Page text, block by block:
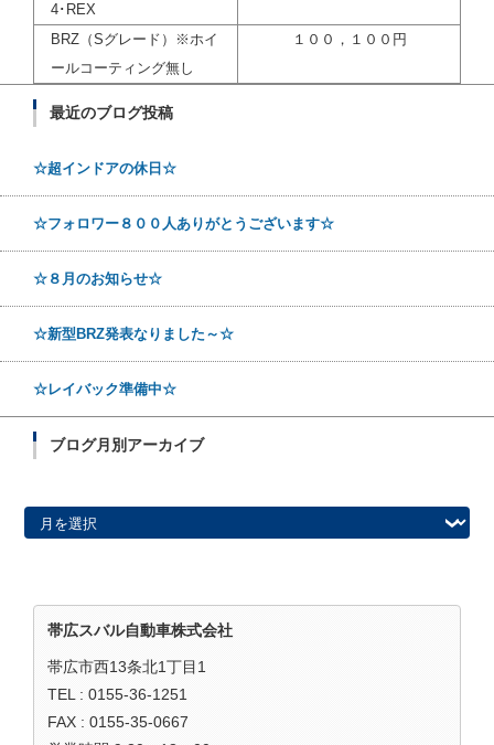
4･REX
BRZ（Sグレード）※ホイ
ールコーティング無し
１００，１００円
最近のブログ投稿
☆超インドアの休日☆
☆フォロワー８００人ありがとうございます☆
☆８月のお知らせ☆
☆新型BRZ発表なりました～☆
☆レイバック準備中☆
ブログ月別アーカイブ
帯広スバル自動車株式会社
帯広市西13条北1丁目1
TEL : 0155-36-1251
FAX : 0155-35-0667